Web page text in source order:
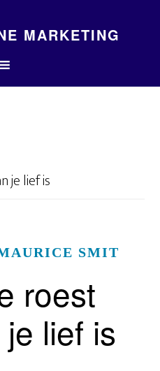
MARKETING
je lief is
SMIT
roest
lief is